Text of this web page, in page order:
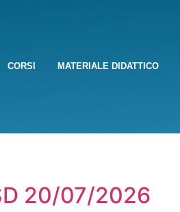
CORSI MATERIALE DIDATTICO
20/07/2026